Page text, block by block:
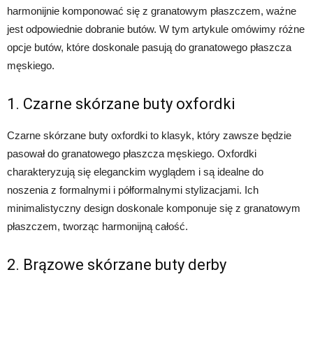
harmonijnie komponować się z granatowym płaszczem, ważne
jest odpowiednie dobranie butów. W tym artykule omówimy różne
opcje butów, które doskonale pasują do granatowego płaszcza
męskiego.
1. Czarne skórzane buty oxfordki
Czarne skórzane buty oxfordki to klasyk, który zawsze będzie
pasował do granatowego płaszcza męskiego. Oxfordki
charakteryzują się eleganckim wyglądem i są idealne do
noszenia z formalnymi i półformalnymi stylizacjami. Ich
minimalistyczny design doskonale komponuje się z granatowym
płaszczem, tworząc harmonijną całość.
2. Brązowe skórzane buty derby